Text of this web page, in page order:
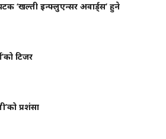
‘खल्ती इन्फ्लुएन्सर अवार्ड्स’ हुने
टिजर
प्रशंसा